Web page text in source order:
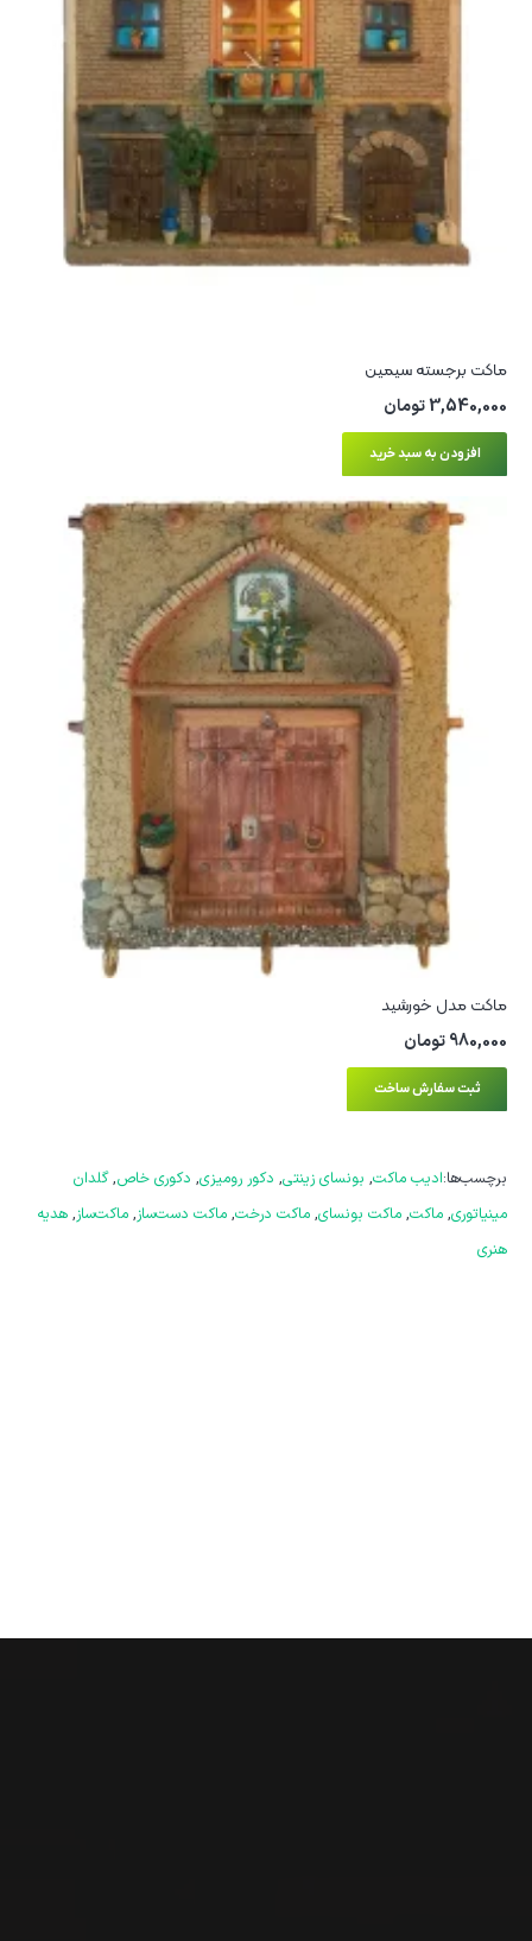
ماکت برجسته سیمین
3,540,000تومان
افزودن به سبد خرید
ماکت مدل خورشید
980,000تومان
ثبت سفارش ساخت
برچسب‌ها:ادیب ماکت, بونسای زینتی, دکور رومیزی, دکوری خاص,گلدان
مینیاتوری, ماکت, ماکت بونسای, ماکت درخت, ماکت دست‌ساز, ماکت‌ساز, هدیه
هنری